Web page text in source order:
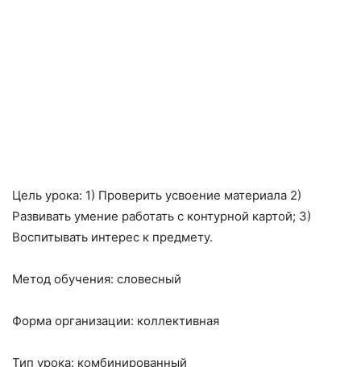
Цель урока: 1) Проверить усвоение материала 2)
Развивать умение работать с контурной картой; 3)
Воспитывать интерес к предмету.
Метод обучения: словесный
Форма организации: коллективная
Тип урока: комбинированный